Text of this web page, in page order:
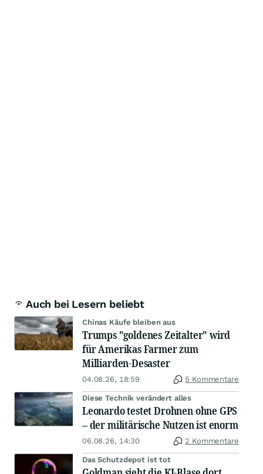
Auch bei Lesern beliebt
Chinas Käufe bleiben aus
Trumps "goldenes Zeitalter" wird
für Amerikas Farmer zum
Milliarden-Desaster
04.08.26, 18:59 5 Kommentare
Diese Technik verändert alles
Leonardo testet Drohnen ohne GPS
– der militärische Nutzen ist enorm
06.08.26, 14:30 2 Kommentare
Das Schutzdepot ist tot